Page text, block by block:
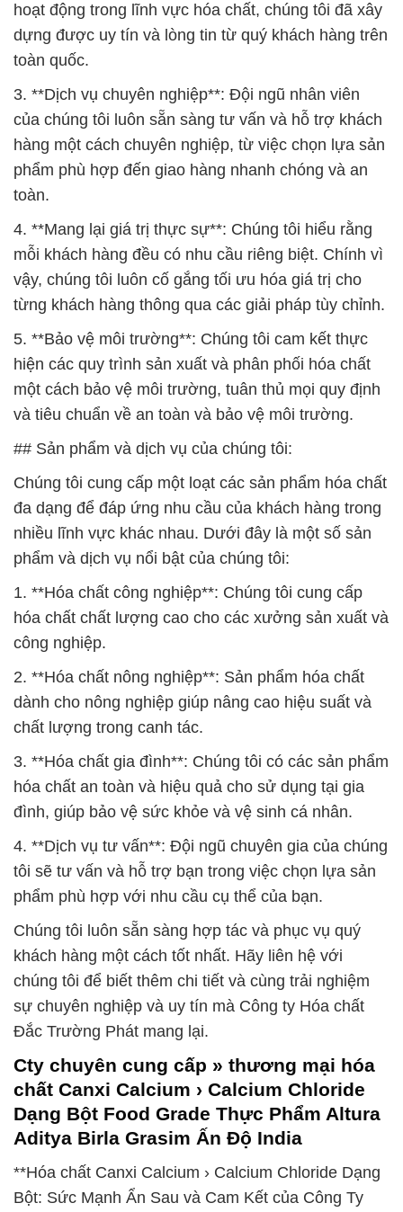
hoạt động trong lĩnh vực hóa chất, chúng tôi đã xây
dựng được uy tín và lòng tin từ quý khách hàng trên
toàn quốc.
3. **Dịch vụ chuyên nghiệp**: Đội ngũ nhân viên
của chúng tôi luôn sẵn sàng tư vấn và hỗ trợ khách
hàng một cách chuyên nghiệp, từ việc chọn lựa sản
phẩm phù hợp đến giao hàng nhanh chóng và an
toàn.
4. **Mang lại giá trị thực sự**: Chúng tôi hiểu rằng
mỗi khách hàng đều có nhu cầu riêng biệt. Chính vì
vậy, chúng tôi luôn cố gắng tối ưu hóa giá trị cho
từng khách hàng thông qua các giải pháp tùy chỉnh.
5. **Bảo vệ môi trường**: Chúng tôi cam kết thực
hiện các quy trình sản xuất và phân phối hóa chất
một cách bảo vệ môi trường, tuân thủ mọi quy định
và tiêu chuẩn về an toàn và bảo vệ môi trường.
## Sản phẩm và dịch vụ của chúng tôi:
Chúng tôi cung cấp một loạt các sản phẩm hóa chất
đa dạng để đáp ứng nhu cầu của khách hàng trong
nhiều lĩnh vực khác nhau. Dưới đây là một số sản
phẩm và dịch vụ nổi bật của chúng tôi:
1. **Hóa chất công nghiệp**: Chúng tôi cung cấp
hóa chất chất lượng cao cho các xưởng sản xuất và
công nghiệp.
2. **Hóa chất nông nghiệp**: Sản phẩm hóa chất
dành cho nông nghiệp giúp nâng cao hiệu suất và
chất lượng trong canh tác.
3. **Hóa chất gia đình**: Chúng tôi có các sản phẩm
hóa chất an toàn và hiệu quả cho sử dụng tại gia
đình, giúp bảo vệ sức khỏe và vệ sinh cá nhân.
4. **Dịch vụ tư vấn**: Đội ngũ chuyên gia của chúng
tôi sẽ tư vấn và hỗ trợ bạn trong việc chọn lựa sản
phẩm phù hợp với nhu cầu cụ thể của bạn.
Chúng tôi luôn sẵn sàng hợp tác và phục vụ quý
khách hàng một cách tốt nhất. Hãy liên hệ với
chúng tôi để biết thêm chi tiết và cùng trải nghiệm
sự chuyên nghiệp và uy tín mà Công ty Hóa chất
Đắc Trường Phát mang lại.
Cty chuyên cung cấp » thương mại hóa
chất Canxi Calcium › Calcium Chloride
Dạng Bột Food Grade Thực Phẩm Altura
Aditya Birla Grasim Ấn Độ India
**Hóa chất Canxi Calcium › Calcium Chloride Dạng
Bột: Sức Mạnh Ẩn Sau và Cam Kết của Công Ty